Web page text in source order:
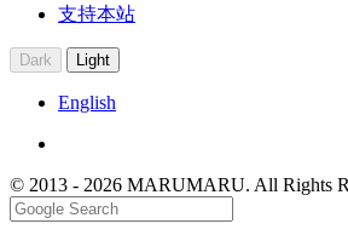
支持本站
Dark Light
English
© 2013 - 2026 MARUMARU. All Rights